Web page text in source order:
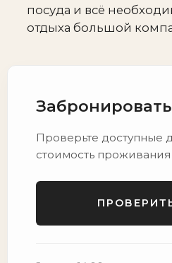
посуда и всё
отдыха большой
Забронировать
Проверьте доступные
стоимость